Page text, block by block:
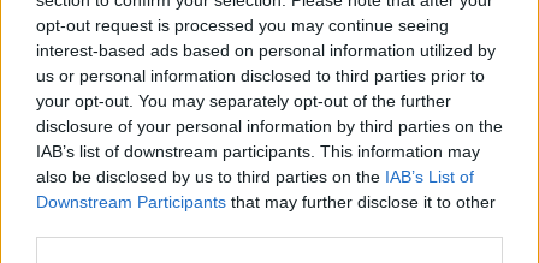
opt-out request is processed you may continue seeing
interest-based ads based on personal information utilized by
us or personal information disclosed to third parties prior to
your opt-out. You may separately opt-out of the further
disclosure of your personal information by third parties on the
IAB’s list of downstream participants. This information may
also be disclosed by us to third parties on the IAB’s List of
Downstream Participants that may further disclose it to other
campus life
mobiltelefon alkalmazás
okostelefon alkalmazás
mobilapp
mobilos app
Hozzászólások